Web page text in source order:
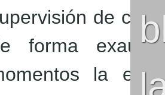
de
forma
la